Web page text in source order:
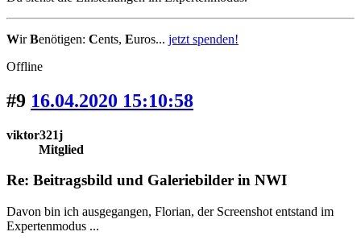
WirBenötigen: Cents, Euros... jetzt spenden!
Offline
#9 16.04.2020 15:10:58
viktor321j
Mitglied
Re: Beitragsbild und Galeriebilder in NWI
Davon bin ich ausgegangen, Florian, der Screenshot entstand im
Expertenmodus ...